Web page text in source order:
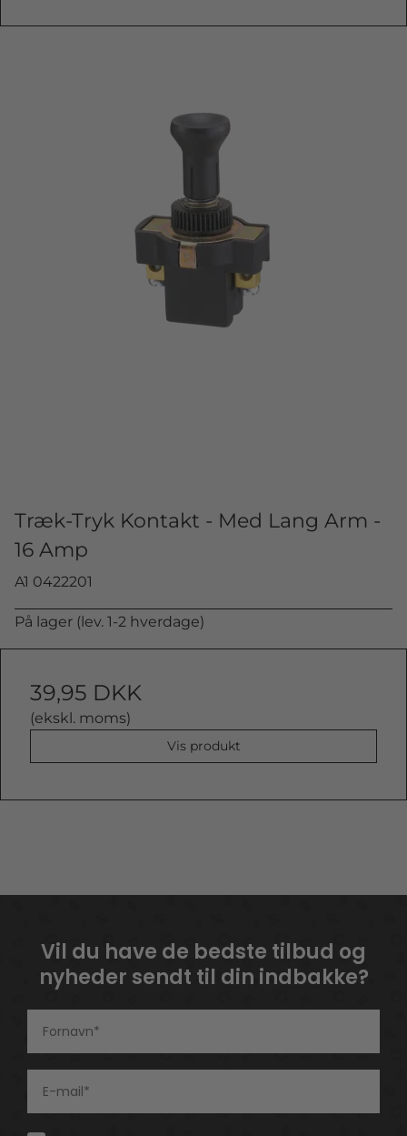
Træk-Tryk Kontakt - Med Lang Arm -
16 Amp
A1 0422201
På lager (lev. 1-2 hverdage)
39,95 DKK
(ekskl. moms)
Vis produkt
Vil du have de bedste tilbud og
nyheder sendt til din indbakke?